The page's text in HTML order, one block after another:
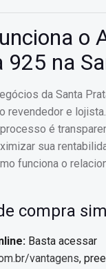
o
925 na
da Santa
revendedor e
é
sua
funciona o
compra
Basta acessar
vantagens,